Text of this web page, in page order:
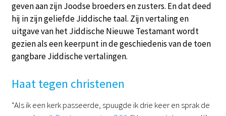
geven aan zijn Joodse broeders en zusters. En dat deed
hij in zijn geliefde Jiddische taal. Zijn vertaling en
uitgave van het Jiddische Nieuwe Testamant wordt
gezien als een keerpunt in de geschiedenis van de toen
gangbare Jiddische vertalingen.
Haat tegen christenen
“Als ik een kerk passeerde, spuugde ik drie keer en sprak de